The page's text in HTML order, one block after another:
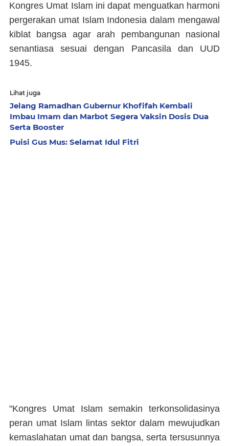
Kongres Umat Islam ini dapat menguatkan harmoni
pergerakan umat Islam Indonesia dalam mengawal
kiblat bangsa agar arah pembangunan nasional
senantiasa sesuai dengan Pancasila dan UUD
1945.
Lihat juga
Jelang Ramadhan Gubernur Khofifah Kembali
Imbau Imam dan Marbot Segera Vaksin Dosis Dua
Serta Booster
Puisi Gus Mus: Selamat Idul Fitri
"Kongres Umat Islam semakin terkonsolidasinya
peran umat Islam lintas sektor dalam mewujudkan
kemaslahatan umat dan bangsa, serta tersusunnya